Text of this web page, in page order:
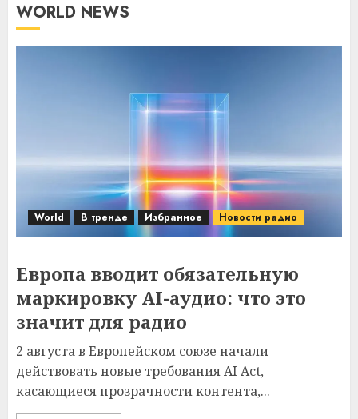
WORLD NEWS
World В тренде Избранное Новости радио
Европа вводит обязательную
маркировку AI-аудио: что это
значит для радио
2 августа в Европейском союзе начали
действовать новые требования AI Act,
касающиеся прозрачности контента,...